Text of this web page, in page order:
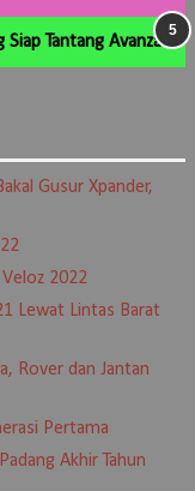
Tantang Avanza
Gusur Xpander,
Veloz 2022
Lewat Lintas Barat
Rover dan Jantan
Pertama
Akhir Tahun